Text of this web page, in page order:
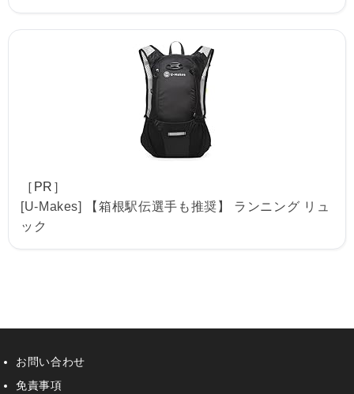
［PR］
[U-Makes] 【箱根駅伝選手も推奨】 ランニング リュ
ック
お問い合わせ
免責事項